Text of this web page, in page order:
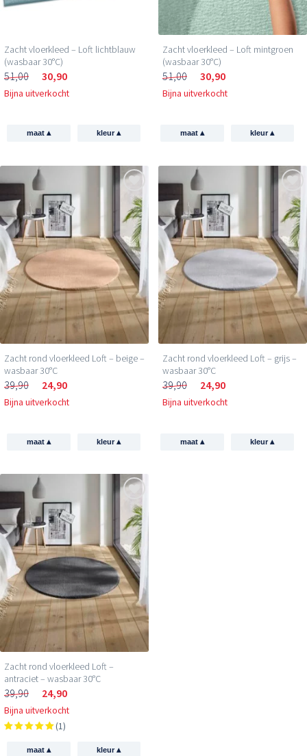
Zacht vloerkleed – Loft lichtblauw
(wasbaar 30°C)
51,00 30,90
Bijna uitverkocht
maat ▴ kleur▴
Zacht vloerkleed – Loft mintgroen
(wasbaar 30°C)
51,00 30,90
Bijna uitverkocht
maat ▴ kleur▴
Zacht rond vloerkleed Loft – beige –
wasbaar 30°C
39,90 24,90
Bijna uitverkocht
maat ▴ kleur▴
Zacht rond vloerkleed Loft – grijs –
wasbaar 30°C
39,90 24,90
Bijna uitverkocht
maat ▴ kleur▴
Zacht rond vloerkleed Loft –
antraciet – wasbaar 30°C
39,90 24,90
Bijna uitverkocht
(1)
maat ▴ kleur▴